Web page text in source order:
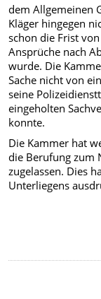
dem Allgemeinen
Kläger hingegen
schon die Frist
Ansprüche nach
wurde. Die
Sache nicht von
seine
eingeholten
konnte.
Die Kammer hat
die Berufung zum
zugelassen. Dies
Unterliegens